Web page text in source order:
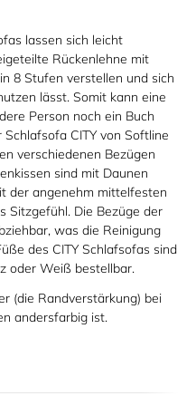
lassen sich leicht
Rückenlehne mit
8 Stufen verstellen und sich
lässt. Somit kann eine
Person noch ein Buch
CITY von Softline
verschiedenen Bezügen
sind mit Daunen
der angenehm mittelfesten
Sitzgefühl. Die Bezüge der
was die Reinigung
des CITY Schlafsofas sind
oder Weiß bestellbar.
(die Randverstärkung) bei
andersfarbig ist.